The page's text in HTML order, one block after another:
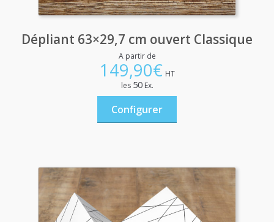
Dépliant 63×29,7 cm ouvert Classique
A partir de
149,90€ HT
les 50Ex.
Configurer